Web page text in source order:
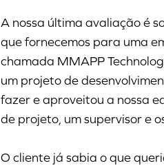
A nossa última avaliação é
que fornecemos para uma
chamada MMAPP
um projeto de
fazer e aproveitou a nossa
de projeto, um supervisor e
O cliente já sabia o que